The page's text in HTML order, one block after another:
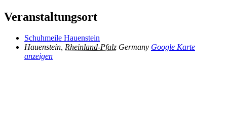
Veranstaltungsort
Schuhmeile Hauenstein
Hauenstein, Rheinland-Pfalz Germany Google Karte
anzeigen